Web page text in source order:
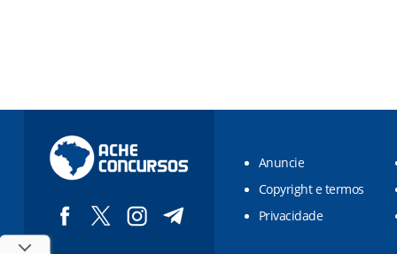
Anuncie
Copyright e termos
Privacidade